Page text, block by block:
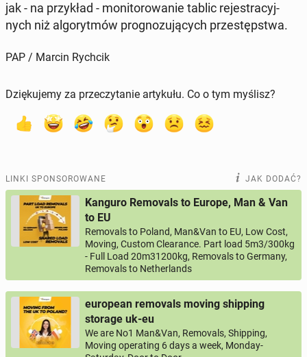
jak - na przy­kład - mo­ni­to­ro­wa­nie tablic re­je­stra­cyj­
nych niż al­go­ryt­mów pro­gno­zu­ją­cych prze­stęp­stwa.
PAP / Marcin Rychcik
Dziękujemy za przeczytanie artykułu. Co o tym myślisz?
LINKI SPONSOROWANE JAK DODAĆ?
Kanguro Removals to Europe, Man & Van
to EU
Removals to Poland, Man&Van to EU, Low Cost,
Moving, Custom Clearance. Part load 5m3/300kg
- Full Load 20m31200kg, Removals to Germany,
Removals to Netherlands
european removals moving shipping
storage uk-eu
We are No1 Man&Van, Removals, Shipping,
Moving operating 6 days a week, Monday-